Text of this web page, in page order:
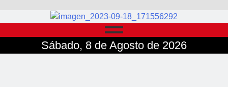
Sábado, 8 de Agosto de 2026